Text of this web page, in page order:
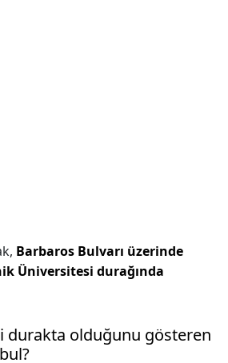
Barbaros Bulvarı üzerinde
Üniversitesi durağında
durakta olduğunu gösteren